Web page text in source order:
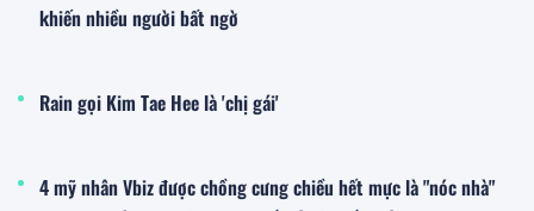
khiến nhiều người bất ngờ
Rain gọi Kim Tae Hee là 'chị gái'
4 mỹ nhân Vbiz được chồng cưng chiều hết mực là "nóc nhà"